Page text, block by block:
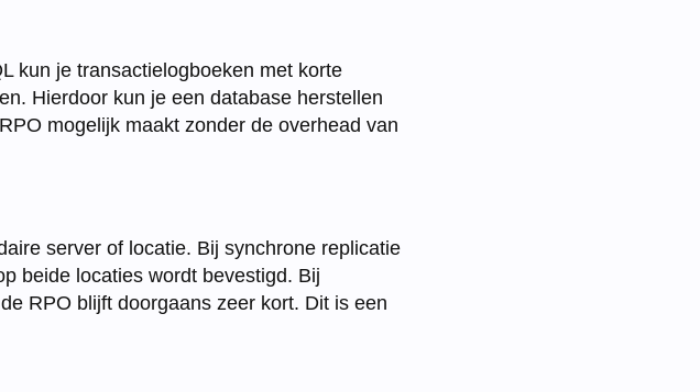
kun je transactielogboeken met korte
Hierdoor kun je een database herstellen
mogelijk maakt zonder de overhead van
server of locatie. Bij synchrone replicatie
beide locaties wordt bevestigd. Bij
RPO blijft doorgaans zeer kort. Dit is een